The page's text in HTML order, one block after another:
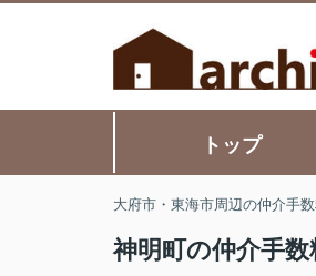
トップ
大府市・東海市周辺の仲介手
神明町の仲介手